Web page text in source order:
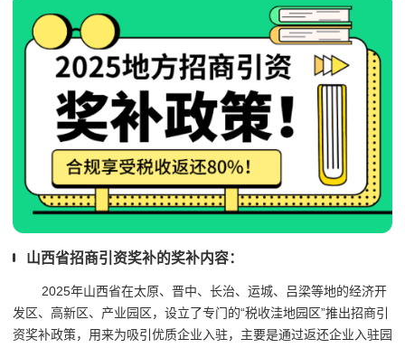
山西省招商引资奖补的奖补内容：
2025年山西省在太原、晋中、长治、运城、吕梁等地的经济开
发区、高新区、产业园区，设立了专门的“税收洼地园区”推出招商引
资奖补政策，用来为吸引优质企业入驻，主要是通过返还企业入驻园